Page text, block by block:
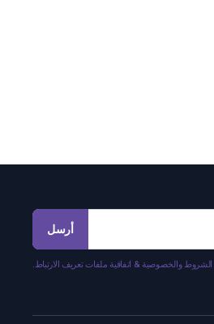
أرسل
الشروط والخصوصية & اتفاقية ملفات تعريف الارتباط.